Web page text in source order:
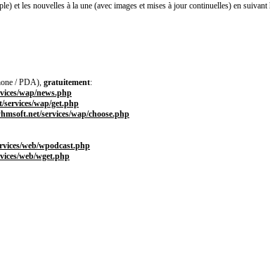
et les nouvelles à la une (avec images et mises à jour continuelles) en
/ PDA), gratuitement:
wap/news.php
wap/get.php
services/wap/choose.php
web/wpodcast.php
web/wget.php